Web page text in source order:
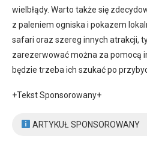
wielbłądy. Warto także się
z paleniem ogniska i pokazem
safari oraz szereg innych atrakcji,
zarezerwować można za pomocą
będzie trzeba ich szukać po
+Tekst Sponsorowany+
ARTYKUŁ SPONSOROWANY